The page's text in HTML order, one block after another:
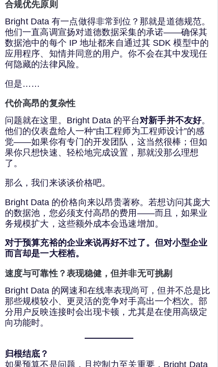
合规优先原则
Bright Data 有一点做得非常到位？那就是道德规范。
他们一直高调宣扬对道德数据采集的承诺——确保其
数据池中的每个 IP 地址都来自通过其 SDK 模型中的
应用程序、知情并同意的用户。你不会在其中发现任
何隐藏的法律风险。
但是……
代价高昂的复杂性
问题就在这里。Bright Data 的平台对新手并不友好。
他们的仪表盘给人一种“由工程师为工程师设计”的感
觉——如果你有专门的开发团队，这当然很棒；但如
果你只想快速、轻松地完成设置，那就没那么理想
了。
那么，我们来谈谈价格吧。
Bright Data 的价格向来以昂贵著称。若想访问其庞大
的数据池，您必须支付高昂的费用——而且，如果业
务规模扩大，这些额外成本会迅速增加。
对于预算充裕的企业来说再好不过了。但对小型企业
而言却是一大桎梏。
速度与可靠性？表现稳健，但并非无可挑剔
Bright Data 的网速和在线率表现尚可，但并不总是比
那些规模较小、更灵活的竞争对手高出一个档次。部
分用户反映连接时会出现卡顿，尤其是在使用高级定
向功能时。
归根结底？
如果预算不是问题，且控制力至关重要，Bright Data